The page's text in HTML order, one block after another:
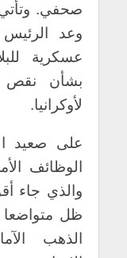
صحفي.
وعد
عسكرية
بشأن نقص
لأوكرانيا.
على صعيد
الوظائف
والذي جاء
ظل متواضعا
الذهب